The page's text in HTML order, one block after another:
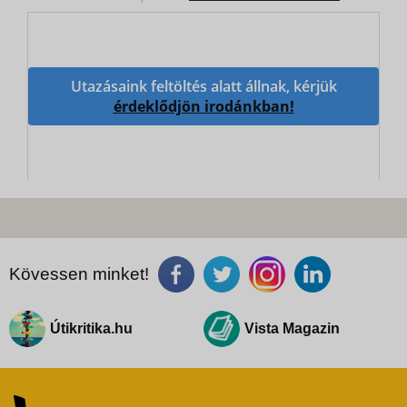
Utazásaink feltöltés alatt állnak, kérjük
érdeklődjön irodánkban!
Kövessen minket!
Útikritika.hu Vista Magazin